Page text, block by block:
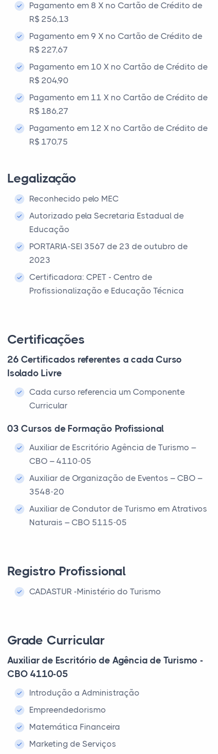
Pagamento em 8 X no Cartão de Crédito de
R$ 256,13
Pagamento em 9 X no Cartão de Crédito de
R$ 227,67
Pagamento em 10 X no Cartão de Crédito de
R$ 204,90
Pagamento em 11 X no Cartão de Crédito de
R$ 186,27
Pagamento em 12 X no Cartão de Crédito de
R$ 170,75
Legalização
Reconhecido pelo MEC
Autorizado pela Secretaria Estadual de
Educação
PORTARIA-SEI 3567 de 23 de outubro de
2023
Certificadora: CPET - Centro de
Profissionalização e Educação Técnica
Certificações
26 Certificados referentes a cada Curso
Isolado Livre
Cada curso referencia um Componente
Curricular
03 Cursos de Formação Profissional
Auxiliar de Escritório Agência de Turismo –
CBO – 4110-05
Auxiliar de Organização de Eventos – CBO –
3548-20
Auxiliar de Condutor de Turismo em Atrativos
Naturais – CBO 5115-05
Registro Profissional
CADASTUR -Ministério do Turismo
Grade Curricular
Auxiliar de Escritório de Agência de Turismo -
CBO 4110-05
Introdução a Administração
Empreendedorismo
Matemática Financeira
Marketing de Serviços